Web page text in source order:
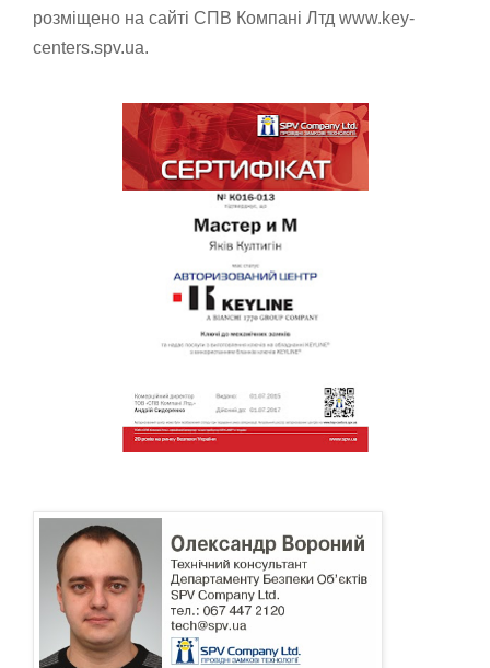
розміщено на сайті СПВ Компані Лтд www.key-
centers.spv.ua.